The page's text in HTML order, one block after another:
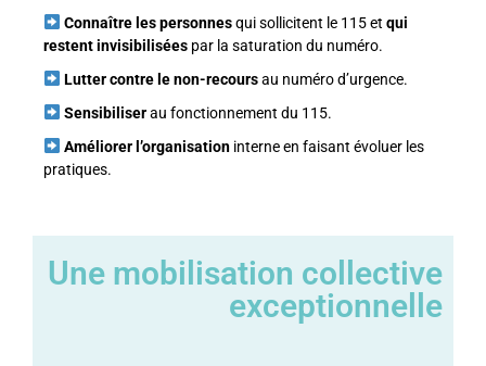
Connaître les personnesqui sollicitent le 115 et qui
restent invisibilisées par la saturation du numéro.
Lutter contre le non-recoursau numéro d’urgence.
Sensibiliserau fonctionnement du 115.
Améliorer l’organisationinterne en faisant évoluer les
pratiques.
Une mobilisation collective
exceptionnelle